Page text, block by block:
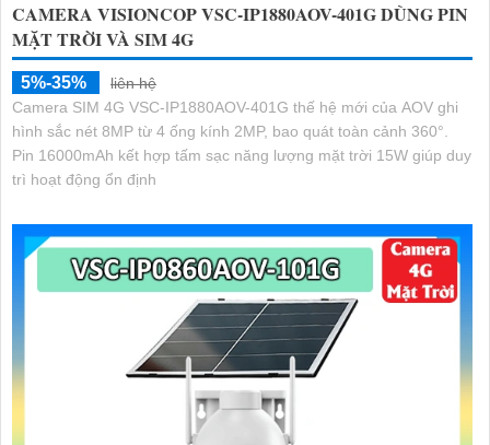
CAMERA VISIONCOP VSC-IP1880AOV-401G DÙNG PIN
MẶT TRỜI VÀ SIM 4G
5%-35%
liên hệ
Camera SIM 4G VSC-IP1880AOV-401G thế hệ mới của AOV ghi
hình sắc nét 8MP từ 4 ống kính 2MP, bao quát toàn cảnh 360°.
Pin 16000mAh kết hợp tấm sạc năng lượng mặt trời 15W giúp duy
trì hoạt động ổn định